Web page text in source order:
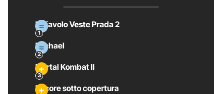
Il Diavolo Veste Prada 2
Michael
Mortal Kombat II
Pecore sotto copertura